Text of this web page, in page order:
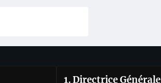
1. Directrice Générale